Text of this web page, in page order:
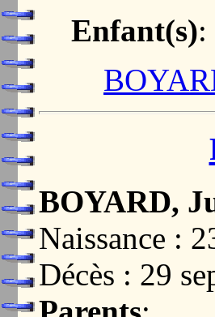
Enfant(s):
BOYARD,
Naissance :
Décès : 29